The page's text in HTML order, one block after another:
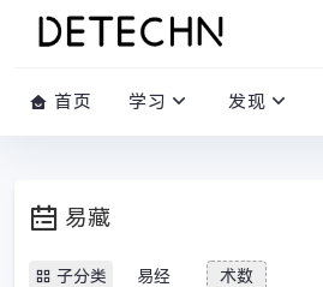
首页 学习 发现
易藏
子分类 易经 术数